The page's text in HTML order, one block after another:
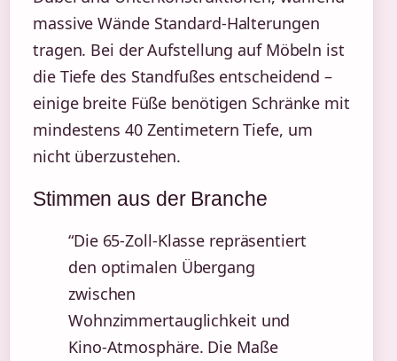
massive Wände Standard-Halterungen
tragen. Bei der Aufstellung auf Möbeln ist
die Tiefe des Standfußes entscheidend –
einige breite Füße benötigen Schränke mit
mindestens 40 Zentimetern Tiefe, um
nicht überzustehen.
Stimmen aus der Branche
“Die 65-Zoll-Klasse repräsentiert
den optimalen Übergang
zwischen
Wohnzimmertauglichkeit und
Kino-Atmosphäre. Die Maße